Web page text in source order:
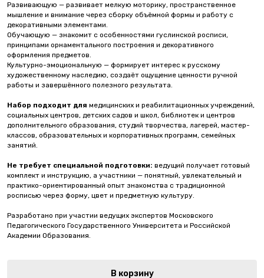
Развивающую — развивает мелкую моторику, пространственное
мышление и внимание через сборку объёмной формы и работу с
декоративными элементами.
Обучающую — знакомит с особенностями гуслинской росписи,
принципами орнаментального построения и декоративного
оформления предметов.
Культурно-эмоциональную — формирует интерес к русскому
художественному наследию, создаёт ощущение ценности ручной
работы и завершённого полезного результата.
Набор подходит для медицинских и реабилитационных учреждений,
социальных центров, детских садов и школ, библиотек и центров
дополнительного образования, студий творчества, лагерей, мастер-
классов, образовательных и корпоративных программ, семейных
занятий.
Не требует специальной подготовки: ведущий получает готовый
комплект и инструкцию, а участники — понятный, увлекательный и
практико-ориентированный опыт знакомства с традиционной
росписью через форму, цвет и предметную культуру.
Разработано при участии ведущих экспертов Московского
Педагогического Государственного Университета и Российской
Академии Образования.
В корзину